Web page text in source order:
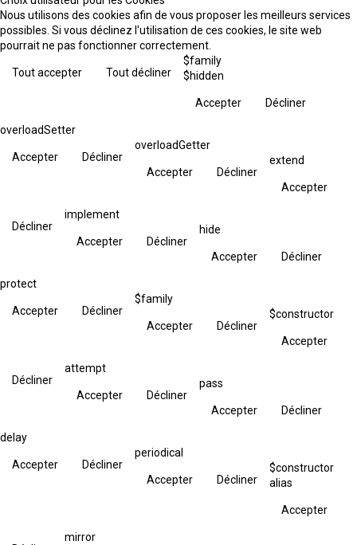
Nous utilisons des cookies afin de vous proposer les meilleurs services
possibles. Si vous déclinez l'utilisation de ces cookies, le site web
pourrait ne pas fonctionner correctement.
Tout accepter Tout décliner
$family
$hidden
Accepter Décliner
overloadSetter
Accepter Décliner
overloadGetter
Accepter Décliner
extend
Accepter
Décliner
implement
Accepter Décliner
hide
Accepter Décliner
protect
Accepter Décliner
$family
Accepter Décliner
$constructor
Accepter
Décliner
attempt
Accepter Décliner
pass
Accepter Décliner
delay
Accepter Décliner
periodical
Accepter Décliner
$constructor
alias
Accepter
mirror